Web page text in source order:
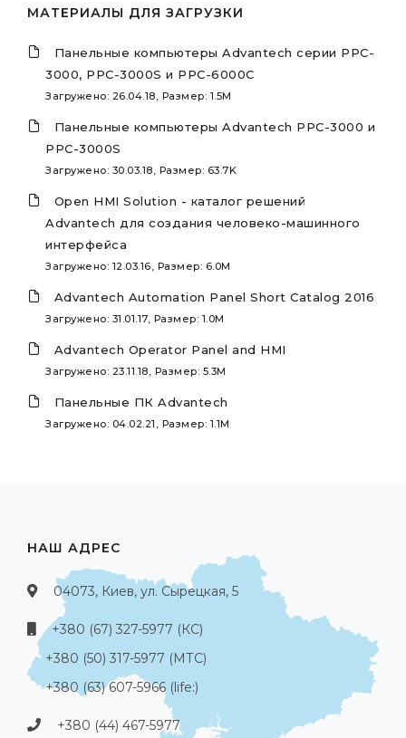
МАТЕРИАЛЫ ДЛЯ ЗАГРУЗКИ
Панельные компьютеры Advantech серии PPC-
3000, PPC-3000S и PPC-6000C
Загружено: 26.04.18, Размер: 1.5M
Панельные компьютеры Advantech PPC-3000 и
PPC-3000S
Загружено: 30.03.18, Размер: 63.7K
Open HMI Solution - каталог решений
Advantech для создания человеко-машинного
интерфейса
Загружено: 12.03.16, Размер: 6.0M
Advantech Automation Panel Short Catalog 2016
Загружено: 31.01.17, Размер: 1.0M
Advantech Operator Panel and HMI
Загружено: 23.11.18, Размер: 5.3M
Панельные ПК Advantech
Загружено: 04.02.21, Размер: 1.1M
НАШ АДРЕС
04073, Киев, ул. Сырецкая, 5
+380 (67) 327-5977 (КС)
+380 (50) 317-5977 (МТС)
+380 (63) 607-5966 (life:)
+380 (44) 467-5977